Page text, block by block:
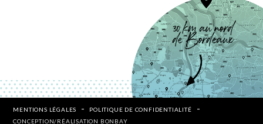
MENTIONS LÉGALES
POLITIQUE DE CONFIDENTIALITÉ
CONCEPTION/RÉALISATION BONBAY